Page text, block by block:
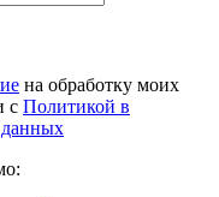
на обработку моих
с Политикой в